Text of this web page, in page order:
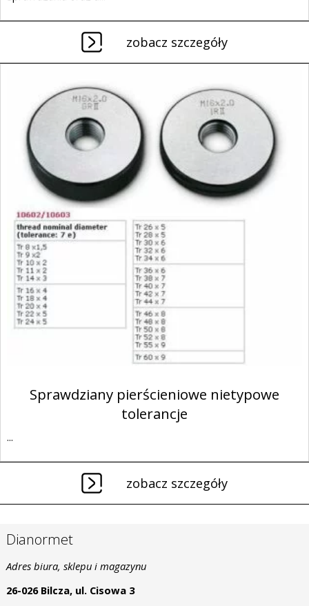
zobacz szczegóły
Sprawdziany pierścieniowe nietypowe
tolerancje
...
zobacz szczegóły
Dianormet
Adres biura, sklepu i magazynu
26-026 Bilcza, ul. Cisowa 3